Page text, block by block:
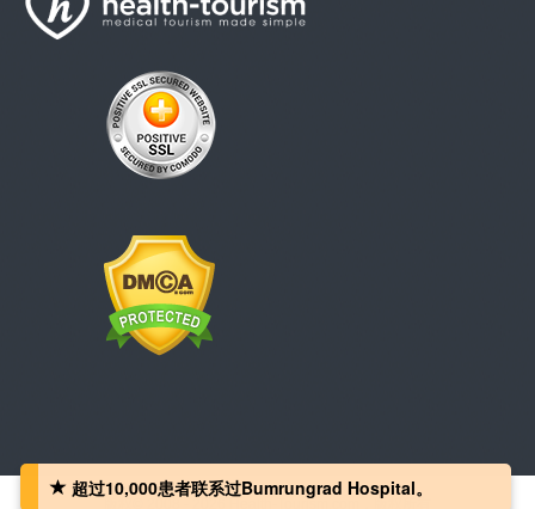
超过10,000患者联系过Bumrungrad Hospital。